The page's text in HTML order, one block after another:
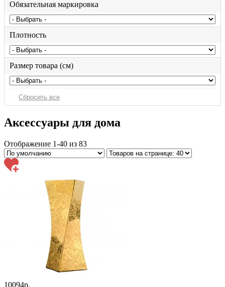
Обязательная маркировка
Плотность
Размер товара (см)
Аксессуары для дома
Отображение 1-40 из 83
10094р.